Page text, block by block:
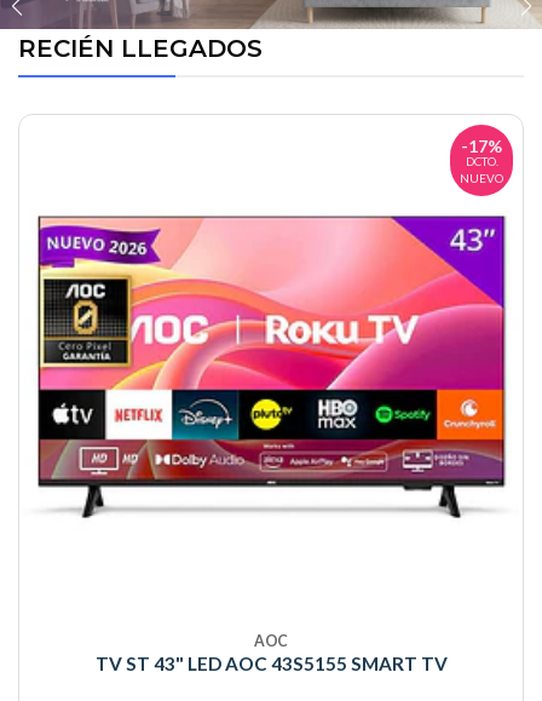
RECIÉN LLEGADOS
-17%
DCTO.
NUEVO
AOC
TV ST 43" LED AOC 43S5155 SMART TV